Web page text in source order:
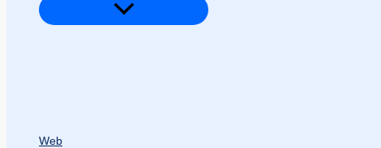
Web